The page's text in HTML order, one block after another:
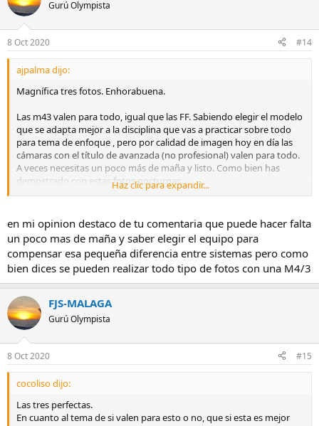
Gurú Olympista
8 Oct 2020 #14
ajpalma dijo:
Magnífica tres fotos. Enhorabuena.
Las m43 valen para todo, igual que las FF. Sabiendo elegir el modelo
que se adapta mejor a la disciplina que vas a practicar sobre todo
para tema de enfoque , pero por calidad de imagen hoy en día las
cámaras con el título de avanzada (no profesional) valen para todo.
A veces necesitas un poco más de maña y listo. Como bien has
demostrado con estas fotos nocturnas.
menos para mí que no soy profesional.
Yo dispongo de una cámara y lentes que me permiten hacer de
todo (macro, nocturnas, paisaje, retrato, callejera) con excelente
calidad, cómodas de transportar y bien de precio. En cuanto a
comodidad de transportar y bien de precio no podría decir lo
mismo en FF. En cuanto a calidad y mi nivel de exigencia
prácticamente no vería grandes diferencias. Por eso m43 sí es para
mí, pero también entiendo que pueden no serlo para otros donde
prime el cómputo de calidad específica vs comodidad.
Un saludo!
Enviado desde mi Mi A1 *
Haz clic para expandir...
en mi opinion destaco de tu comentaria que puede hacer falta
un poco mas de maña y saber elegir el equipo para
compensar esa pequeña diferencia entre sistemas pero como
bien dices se pueden realizar todo tipo de fotos con una M4/3
FJS-MALAGA
Gurú Olympista
8 Oct 2020 #15
cocoliso dijo:
Las tres perfectas.
En cuanto al tema de si valen para esto o no, que si esta es mejor